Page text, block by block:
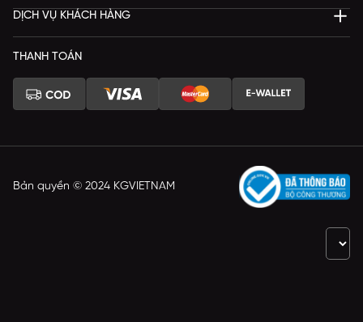
DỊCH VỤ KHÁCH HÀNG
THANH TOÁN
Bản quyền © 2024 KGVIETNAM